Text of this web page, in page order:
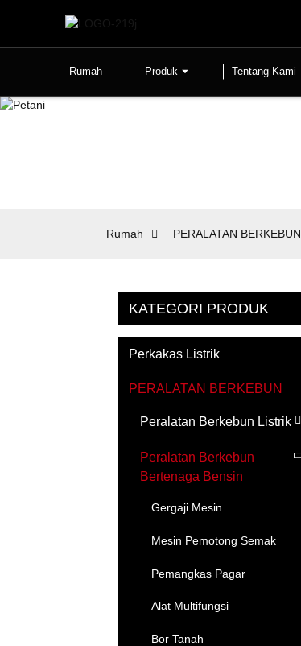
Rumah Produk Tentang Kami
Rumah PERALATAN BERKEBUN
KATEGORI PRODUK
Perkakas Listrik
PERALATAN BERKEBUN
Peralatan Berkebun Listrik
Peralatan Berkebun
Bertenaga Bensin
Gergaji Mesin
Mesin Pemotong Semak
Pemangkas Pagar
Alat Multifungsi
Bor Tanah